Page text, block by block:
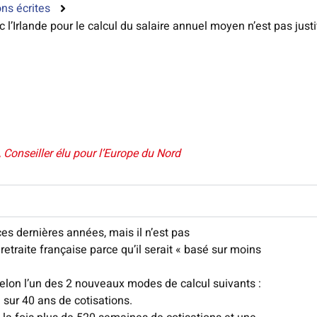
écrites
l’Irlande pour le calcul du salaire annuel moyen n’est pas
élu pour l’Europe du Nord
dernières années, mais il n’est pas
française parce qu’il serait « basé sur moins
l’un des 2 nouveaux modes de calcul suivants :
40 ans de cotisations.